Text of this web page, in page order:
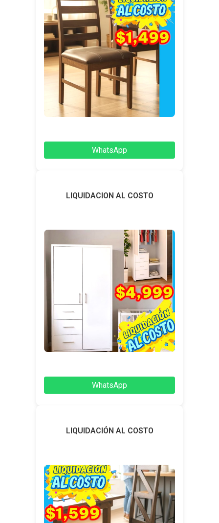
WhatsApp
LIQUIDACION AL COSTO
WhatsApp
LIQUIDACIÓN AL COSTO